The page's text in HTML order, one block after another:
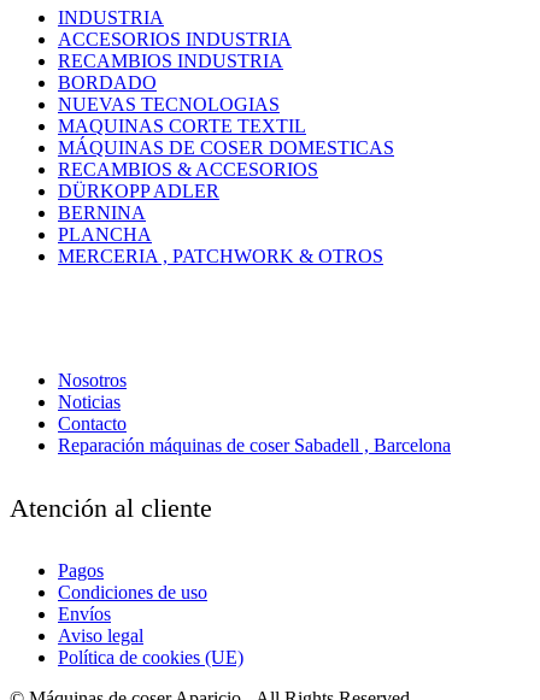
INDUSTRIA
ACCESORIOS INDUSTRIA
RECAMBIOS INDUSTRIA
BORDADO
NUEVAS TECNOLOGIAS
MAQUINAS CORTE TEXTIL
MÁQUINAS DE COSER DOMESTICAS
RECAMBIOS & ACCESORIOS
DÜRKOPP ADLER
BERNINA
PLANCHA
MERCERIA , PATCHWORK & OTROS
Nosotros
Noticias
Contacto
Reparación máquinas de coser Sabadell , Barcelona
Atención al cliente
Pagos
Condiciones de uso
Envíos
Aviso legal
Política de cookies (UE)